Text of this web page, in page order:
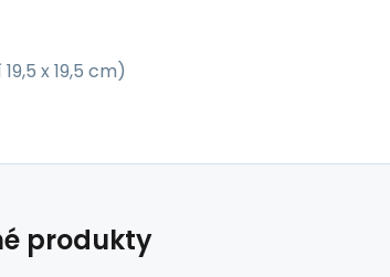
x 19,5 cm)
produkty